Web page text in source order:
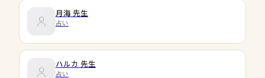
月海 先生
占い
ハルカ 先生
占い